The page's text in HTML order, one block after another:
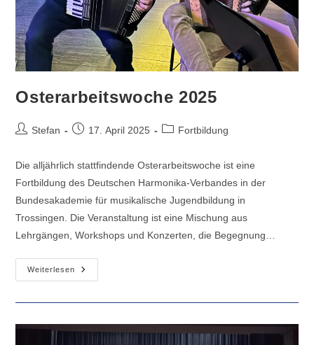
Osterarbeitswoche 2025
Beitrags-
Stefan
Beitrag17. April 2025
Beitrags-
Fortbildung
Die alljährlich stattfindende Osterarbeitswoche ist eine
Fortbildung des Deutschen Harmonika-Verbandes in der
Bundesakademie für musikalische Jugendbildung in
Trossingen. Die Veranstaltung ist eine Mischung aus
Lehrgängen, Workshops und Konzerten, die Begegnung…
Weiterlesen
Osterarbeitswoche
2025